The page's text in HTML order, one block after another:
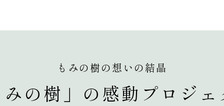
もみの樹の想いの結晶
の樹」の感動プロジ